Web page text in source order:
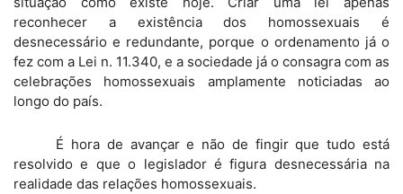
reconhecer a existência dos homossexuais é
desnecessário e redundante, porque o ordenamento já o
fez com a Lei n. 11.340, e a sociedade já o consagra com as
celebrações homossexuais amplamente noticiadas ao
longo do país.
É hora de avançar e não de fingir que tudo está
resolvido e que o legislador é figura desnecessária na
realidade das relações homossexuais.